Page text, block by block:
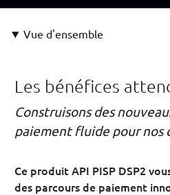
Vue d'ensemble
Les bénéfices
Construisons des
paiement fluide pour nos
Ce produit API PISP DSP2
des parcours de paiement